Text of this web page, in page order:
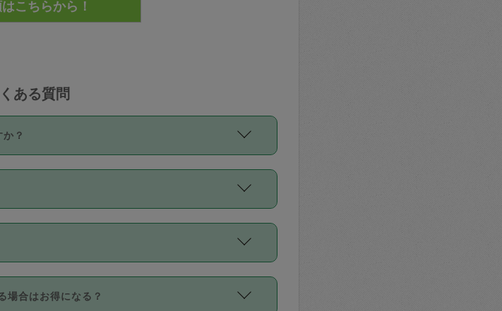
ある質問
？
えて依頼したい場合は、延長機能をご利用くださ
さんに事前に相談し、合意の上事前申請すること
値引き等はございません。
身が価格を選んで設定しています。
あり、レビュー件数、レビューの平均値、などで
仕組みになっています。
Master／JCB／AMERICAN EXPRESS／Diners
場合はお得になる？